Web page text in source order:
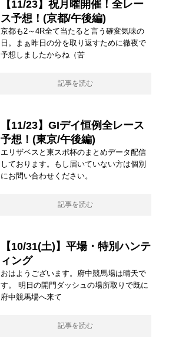
【11/23】祝月曜開催！全レー
ス予想！(京都/午後編)
京都も2～4R全て当たると言う確変気味の
日。まぁ昨日の分を取り返すために徹夜で
予想しましたからね（苦
記事を読む
【11/23】GIデイ恒例全レース
予想！(東京/午後編)
エリザベスと東スポ杯のまとめデータ配信
しております。もし届いていない方は個別
にお問い合わせください。
記事を読む
【10/31(土)】平場・特別ハンテ
ィング
おはようございます。府中競馬場は晴天で
す。 明日の開門ダッシュの場所取りで既に
府中競馬場へ来て
記事を読む